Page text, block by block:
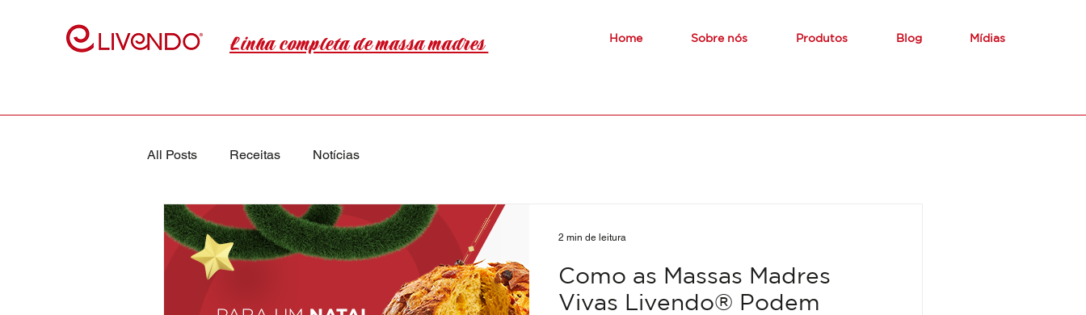
Linha completa de massa madres Home Sobre nós Produtos Blog Mídias
All Posts Receitas Notícias
Como as Massas Madres
Vivas Livendo® Podem
2 min de leitura